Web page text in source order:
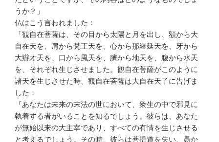
うか？」
仏はこう言われました：
「観自在菩薩は、その目から太陽と月を出し、額から大
自在天を、肩から梵王天を、心から那羅延天を、牙から
大辯才天を、口から風天を、臍から地天を、腹から水天
を、それぞれ生じさせました。観自在菩薩がこのように
諸天を生じさせた時、観自在菩薩は大自在天子に告げま
した：
『あなたは未来の末法の世において、衆生の中で邪見に
執着する者がいることを知るでしょう。彼らは、あなた
が無始以来の大主宰であり、すべての有情を生じさせる
と考えるでしょう。その時、彼らは菩提道を失い、愚か